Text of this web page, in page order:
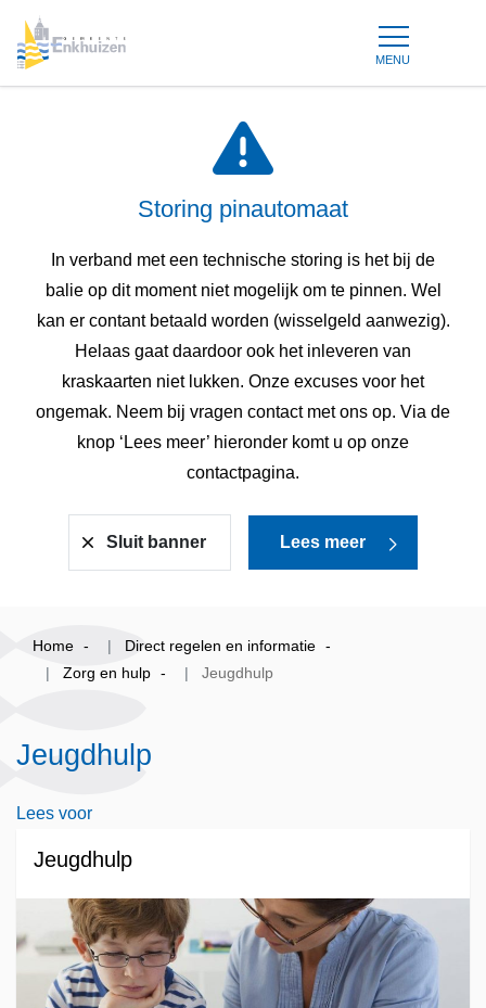
MENU
Storing pinautomaat
In verband met een technische storing is het bij de
balie op dit moment niet mogelijk om te pinnen. Wel
kan er contant betaald worden (wisselgeld aanwezig).
Helaas gaat daardoor ook het inleveren van
kraskaarten niet lukken. Onze excuses voor het
ongemak. Neem bij vragen contact met ons op. Via de
knop ‘Lees meer’ hieronder komt u op onze
contactpagina.
Sluit banner Lees meer
Home
Direct regelen en informatie
Zorg en hulp
Jeugdhulp
Jeugdhulp
Lees voor
Jeugdhulp